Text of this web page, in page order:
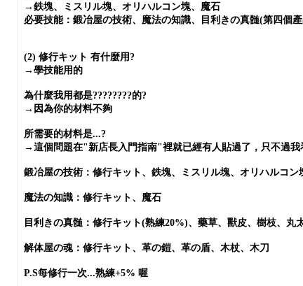
→鉄塊、ミスリル塊、オリハルコン塊、魔石
必要技能：鍛冶屋の技術、魔法の知識、目利きの真髄(第四個
(2) 修行キット 有什麼用?
→學技能用的
為什麼我用都是????????的?
→因為你的材料不夠
所需要的材料是...?
→這個問題在"新店長入門指南"裡就已經有人貼過了，只不過我
鍛冶屋の技術：修行キット、鉄塊、ミスリル塊、オリハルコン
魔法の知識：修行キット、魔石
目利きの真髄：修行キット(熟練20%)、藥草、獸皮、樹枝、
解体屋の魂：修行キット、革の鎧、革の盾、木杖、木刀
P.S每修行一次...熟練+5% 喔